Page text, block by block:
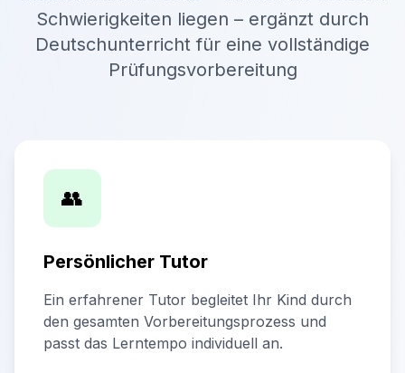
Schwierigkeiten liegen – ergänzt durch
Deutschunterricht für eine vollständige
Prüfungsvorbereitung
👥
Persönlicher Tutor
Ein erfahrener Tutor begleitet Ihr Kind durch
den gesamten Vorbereitungsprozess und
passt das Lerntempo individuell an.